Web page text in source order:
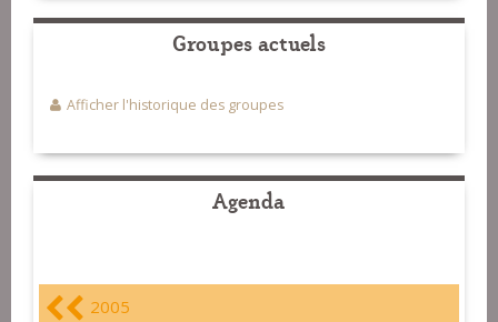
Groupes actuels
Afficher l'historique des groupes
Agenda
2005